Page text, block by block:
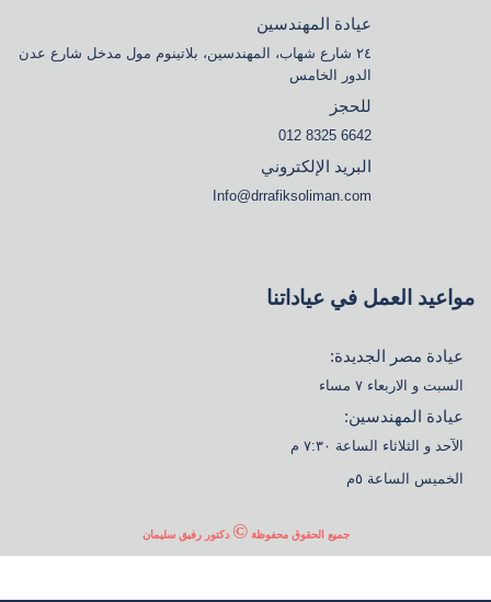
عيادة المهندسين
٢٤ شارع شهاب، المهندسين، بلاتينوم مول مدخل شارع عدن
الدور الخامس
للحجز
6642 8325 012
البريد الإلكتروني
Info@drrafiksoliman.com
مواعيد العمل في عياداتنا
عيادة مصر الجديدة:
السبت و الاربعاء ٧ مساء
عيادة المهندسين:
الآحد و الثلاثاء الساعة ٧:٣٠ م
الخميس الساعة ٥م
جميع الحقوق محفوظة© دكتور رفيق سليمان